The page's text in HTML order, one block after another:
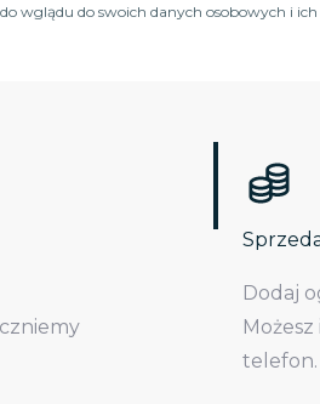
wglądu do swoich danych osobowych i
Dodaj
telefon.